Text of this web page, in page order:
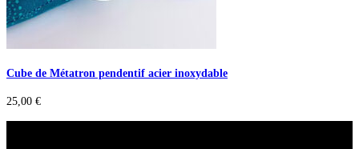
Cube de Métatron pendentif acier inoxydable
25,00 €